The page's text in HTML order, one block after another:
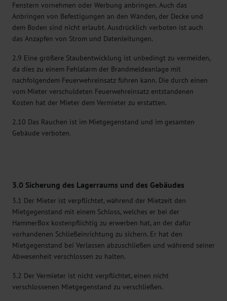
Fenstern vornehmen oder Werbung anbringen. Auch das
Anbringen von Befestigungen an den Wänden, der Decke und
dem Boden sind nicht erlaubt. Ausdrücklich verboten ist auch
das Anzapfen von Strom und Datenleitungen.
2.9 Eine größere Staubentwicklung ist unbedingt zu vermeiden,
da dies zu einem Fehlalarm der Brandmeldeanlage mit
nachfolgendem Feuerwehreinsatz führen kann. Die durch einen
vom Mieter verschuldeten Feuerwehreinsatz entstandenen
Kosten hat der Mieter dem Vermieter zu erstatten.
2.10 Das Rauchen ist im Mietgegenstand und im gesamten
Gebäude verboten.
3.0 Sicherung des Lagerraums und des Gebäudes
3.1 Der Mieter ist verpflichtet, während der Mietzeit den
Mietgegenstand mit einem Schloss, welches er bei der
HammerBox kostenpflichtig zu erwerben hat, an der dafür
vorhandenen Schließeinrichtung zu sichern. Er hat den
Mietgegenstand bei Verlassen abzuschließen und während seiner
Abwesenheit verschlossen zu halten.
3.2 Der Vermieter ist nicht verpflichtet, einen nicht
verschlossenen Mietgegenstand zu verschließen.